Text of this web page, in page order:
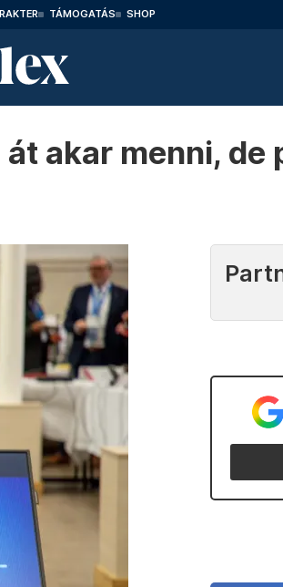
TÁMOGATÁS SHOP
akar menni, de